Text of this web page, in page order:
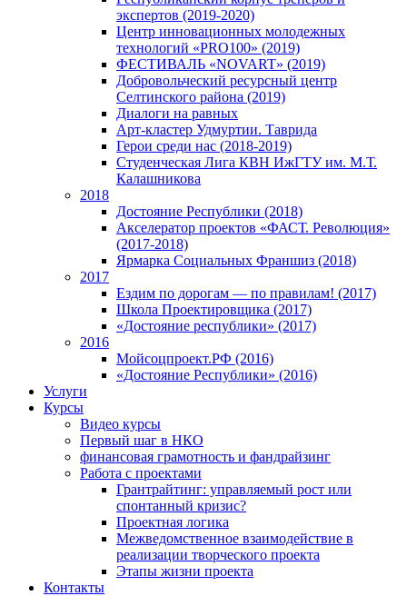
экспертов (2019-2020)
Центр инновационных молодежных
технологий «PRO100» (2019)
ФЕСТИВАЛЬ «NOVART» (2019)
Добровольческий ресурсный центр
Селтинского района (2019)
Диалоги на равных
Арт-кластер Удмуртии. Таврида
Герои среди нас (2018-2019)
Студенческая Лига КВН ИжГТУ им. М.Т.
Калашникова
2018
Достояние Республики (2018)
Акселератор проектов «ФАСТ. Революция»
(2017-2018)
Ярмарка Социальных Франшиз (2018)
2017
Ездим по дорогам — по правилам! (2017)
Школа Проектировщика (2017)
«Достояние республики» (2017)
2016
Мойсоцпроект.РФ (2016)
«Достояние Республики» (2016)
Услуги
Курсы
Видео курсы
Первый шаг в НКО
финансовая грамотность и фандрайзинг
Работа с проектами
Грантрайтинг: управляемый рост или
спонтанный кризис?
Проектная логика
Межведомственное взаимодействие в
реализации творческого проекта
Этапы жизни проекта
Контакты